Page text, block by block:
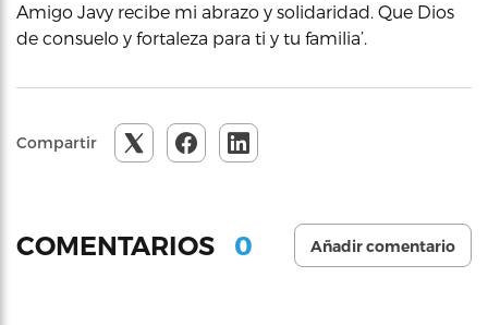
Amigo Javy recibe mi abrazo y solidaridad. Que Dios
de consuelo y fortaleza para ti y tu familia’.
Compartir
COMENTARIOS 0 Añadir comentario